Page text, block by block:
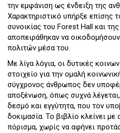
την εμφάνιση ως ένδειξη της
Χαρακτηριστικό υπήρξε επίσης
συνοικίας του Forest Hall και
αποπειράθηκαν να
πολιτών μέσα του.
Με λίγα λόγια, οι δυτικές
στοιχείο για την ομαλή
σύγχρονος άνθρωπος δεν
αποξένωση, όπως συχνά
δεσμό και εγγύτητα, που τον
δοκιμασία. Το βιβλίο κλείνει
πόρισμα, χωρίς να αφήνει